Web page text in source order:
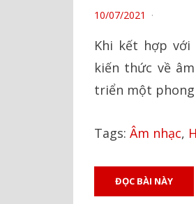
POSTED
10/07/2021
Khi kết hợp
kiến ​​thức về
triển một phong
Tags: Âm nhạc,
ĐỌC BÀI NÀY